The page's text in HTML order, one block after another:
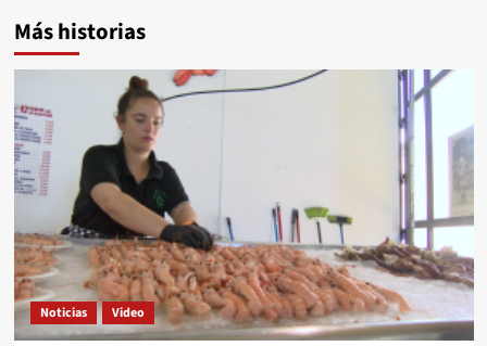
Más historias
Noticias Video